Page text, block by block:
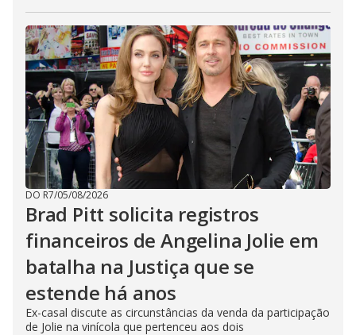
DO R7/05/08/2026
Brad Pitt solicita registros
financeiros de Angelina Jolie em
batalha na Justiça que se
estende há anos
Ex-casal discute as circunstâncias da venda da participação
de Jolie na vinícola que pertenceu aos dois